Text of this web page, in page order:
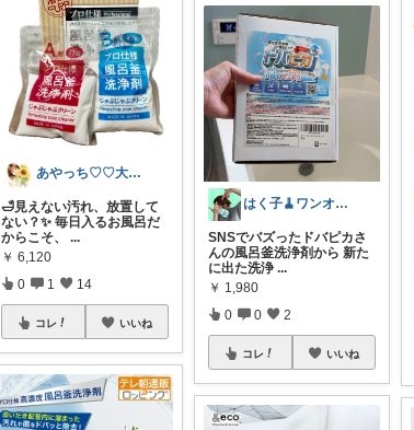
あやっち♡♡大人可愛いROOM
🛁見えない汚れ、放置して
ない？✨ 毎日入るお風呂だ
からこそ、
...
￥ 6,120
0 1 14
コレ いいね
はく子🧹ワンオペでも片付く仕組みづくり
SNSでバズったドバピカさ
んの風呂釜洗浄剤から 新た
に出た洗浄 ...
￥ 1,980
0 0 2
コレ いいね